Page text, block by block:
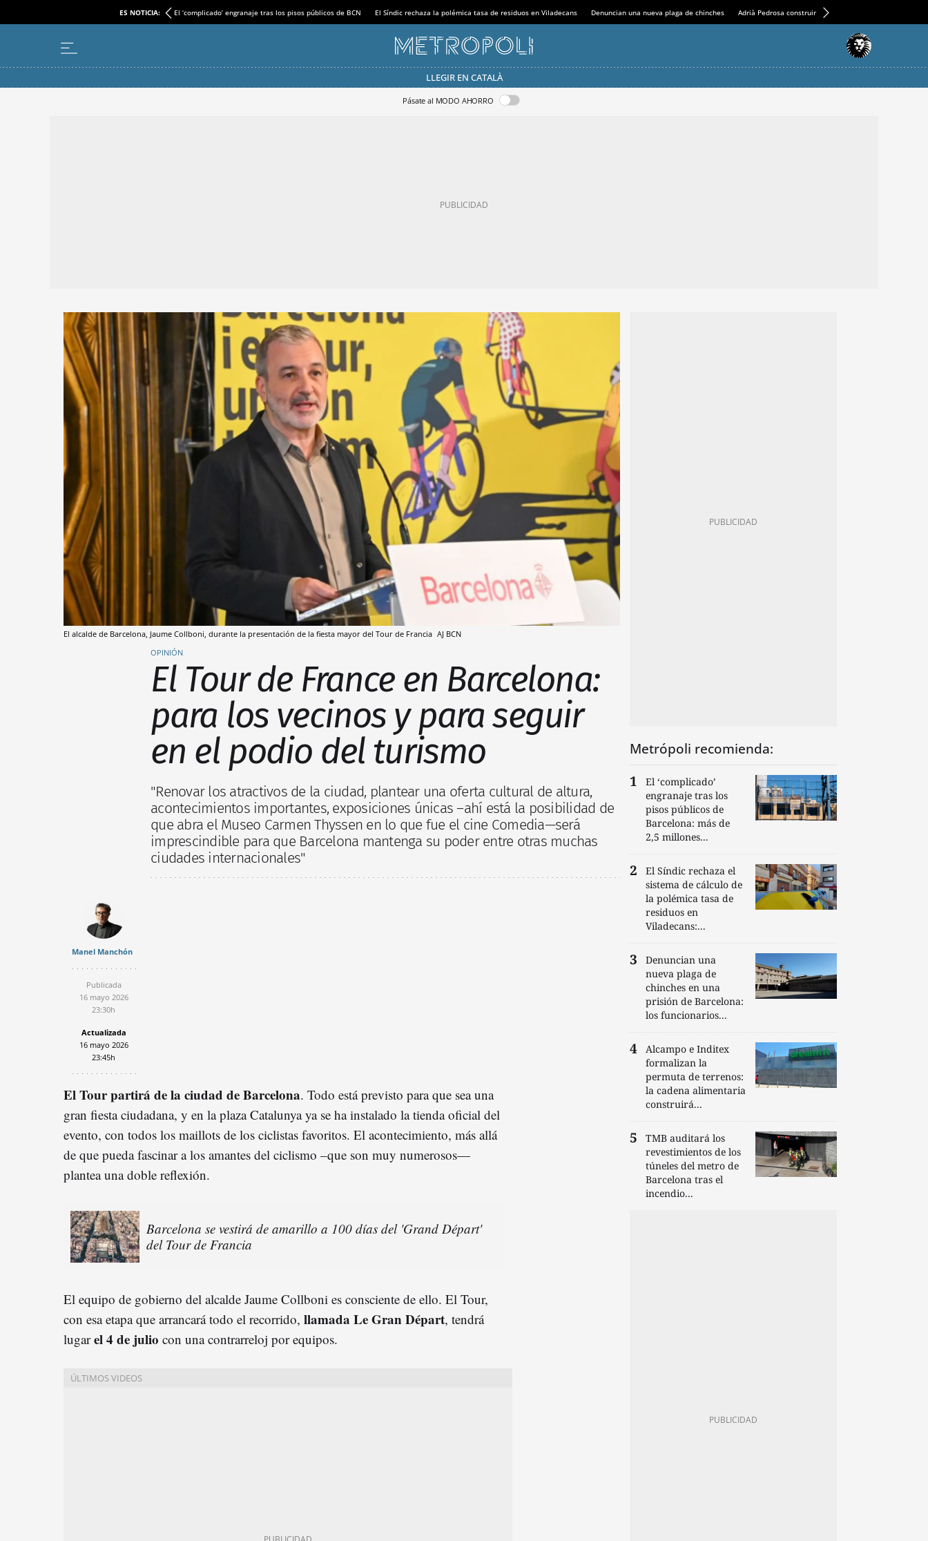
ES NOTICIA: El ‘complicado’ engranaje tras los pisos públicos de BCN El Síndic rechaza la polémica tasa de residuos en Viladecans Denuncian una nueva plaga de chinches Adrià Pedrosa construirá la nueva residencia en el
LLEGIR EN CATALÀ
Pásate al MODO AHORRO
El alcalde de Barcelona, Jaume Collboni, durante la presentación de la fiesta mayor del Tour de Francia AJ BCN
OPINIÓN
El Tour de France en Barcelona:
para los vecinos y para seguir
en el podio del turismo
"Renovar los atractivos de la ciudad, plantear una oferta cultural de altura,
acontecimientos importantes, exposiciones únicas –ahí está la posibilidad de
que abra el Museo Carmen Thyssen en lo que fue el cine Comedia—será
imprescindible para que Barcelona mantenga su poder entre otras muchas
ciudades internacionales"
Manel Manchón
Publicada
16 mayo 2026
23:30h
Actualizada
16 mayo 2026
23:45h
El Tour partirá de la ciudad de Barcelona. Todo está previsto para que sea una
gran fiesta ciudadana, y en la plaza Catalunya ya se ha instalado la tienda oficial del
evento, con todos los maillots de los ciclistas favoritos. El acontecimiento, más allá
de que pueda fascinar a los amantes del ciclismo –que son muy numerosos—
plantea una doble reflexión.
Barcelona se vestirá de amarillo a 100 días del 'Grand Départ'
del Tour de Francia
El equipo de gobierno del alcalde Jaume Collboni es consciente de ello. El Tour,
con esa etapa que arrancará todo el recorrido, llamada Le Gran Départ, tendrá
lugarel 4 de julio con una contrarreloj por equipos.
Metrópoli recomienda:
El ‘complicado’
engranaje tras los
pisos públicos de
Barcelona: más de
2,5 millones...
El Síndic rechaza el
sistema de cálculo de
la polémica tasa de
residuos en
Viladecans:...
Denuncian una
nueva plaga de
chinches en una
prisión de Barcelona:
los funcionarios...
Alcampo e Inditex
formalizan la
permuta de terrenos:
la cadena alimentaria
construirá...
TMB auditará los
revestimientos de los
túneles del metro de
Barcelona tras el
incendio...